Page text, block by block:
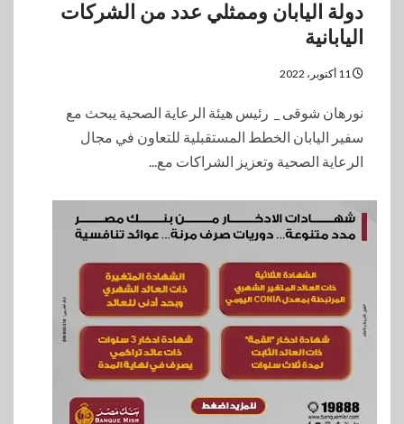
دولة اليابان وممثلي عدد من الشركات
اليابانية
نورهان شوقى _ رئيس هيئة الرعاية الصحية يبحث مع
سفير اليابان الخطط المستقبلية للتعاون في مجال
الرعاية الصحية وتعزيز الشراكات مع...